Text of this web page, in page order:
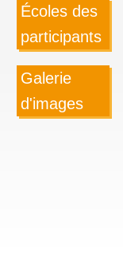
Écoles des
participants
Galerie
d'images